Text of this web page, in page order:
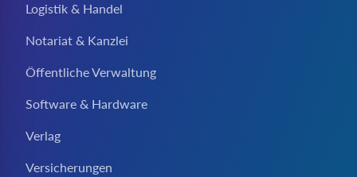
Logistik & Handel
Notariat & Kanzlei
Öffentliche Verwaltung
Software & Hardware
Verlag
Versicherungen